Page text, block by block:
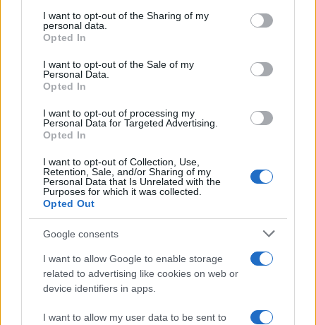
not limited to your visit or usage behaviour. You may click to
grant or deny consent to Google and its third-party tags to
use your data for below specified purposes in below Google
consent section.
I want to opt-out of the Sharing of my
personal data.
Opted In
I want to opt-out of the Sale of my
Personal Data.
Opted In
I want to opt-out of processing my
Personal Data for Targeted Advertising.
Opted In
I want to opt-out of Collection, Use,
Retention, Sale, and/or Sharing of my
Personal Data that Is Unrelated with the
Purposes for which it was collected.
Opted Out
Google consents
I want to allow Google to enable storage
related to advertising like cookies on web or
device identifiers in apps.
I want to allow my user data to be sent to